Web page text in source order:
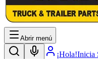
Abrir menú
¡Hola!Inicia